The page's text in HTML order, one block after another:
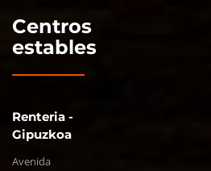
Centros
estables
Renteria -
Gipuzkoa
Avenida